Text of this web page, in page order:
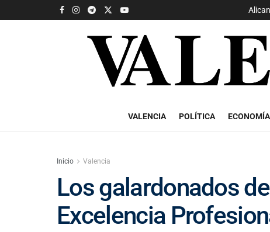
VALENCIA POLÍTICA ECONOMÍA
Inicio Valencia
Los galardonados
Excelencia